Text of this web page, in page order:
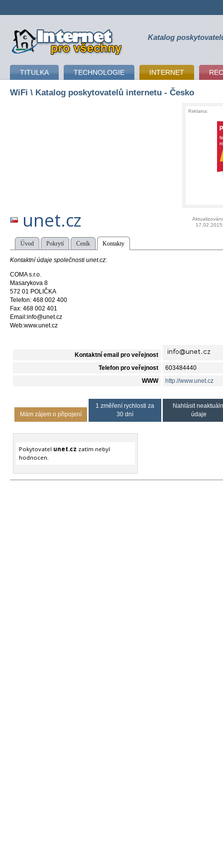
připojení k internetu Katalog
TITULKA TECHNOLOGIE INTERNET
WiFi \ Katalog poskytovatelů internetu - Česko
Reklama:
unet.cz
17.02.2015
Úvod Pokrytí Ceník Kontakty
Kontaktní údaje společnosti unet.cz:
COMA s.r.o.
Masarykova 8
572 01 POLIČKA
Telefon: 468 002 400
Fax: 468 002 401
Email:info@unet.cz
Web:www.unet.cz
Kontaktní email pro veřejnost
Telefon pro veřejnost 603484440
WWW http://www.unet.cz
Mám zájem o připojení
1 změření rychlosti za
30 dní
Nahlásit
údaje
Pokytovatel unet.cz zatím nebyl
hodnocen.